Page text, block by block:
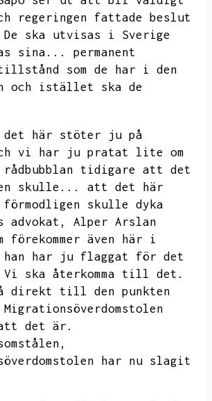
regeringen fattade beslut
De ska utvisas i Sverige
sina...
permanent
som de har i den
och istället ska de
det här stöter ju på
vi har ju pratat lite om
tidigare att det
skulle...
att det här
förmodligen skulle dyka
advokat,
Alper Arslan
förekommer även här i
han har ju flaggat för det
Vi ska återkomma till det.
direkt till den punkten
Migrationsöverdomstolen
det är.
har nu slagit